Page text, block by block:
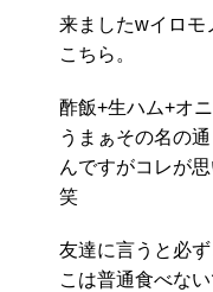
来ましたwイロモ
こちら。
酢飯+生ハム+オ
うまぁその名の
んですがコレが
笑
友達に言うと必
こは普通食べな